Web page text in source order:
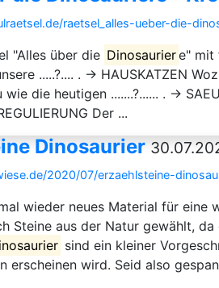
raetsel_alles-ueber-die-
"Alles über die Dinosauriere" mit
.....?.... . → HAUSKATZEN
wie die heutigen .......?...... . →
Der ...
Dinosaurier
2020/07/erzaehlsteine-
wieder neues Material für eine
Steine aus der Natur gewählt,
sind ein kleiner
erscheinen wird. Seid also